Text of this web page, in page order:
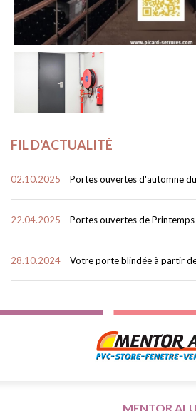
FIL D'ACTUALITÉ
02.10.2025 Portes ouvertes d'automne
22.04.2025 Portes ouvertes de Printemps
28.10.2024 Votre porte blindée à partir
MENTOR ALU